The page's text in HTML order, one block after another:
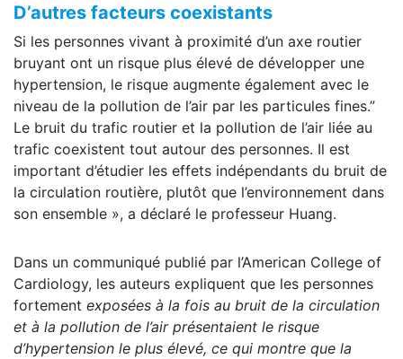
D’autres facteurs coexistants
Si les personnes vivant à proximité d’un axe routier
bruyant ont un risque plus élevé de développer une
hypertension, le risque augmente également avec le
niveau de la pollution de l’air par les particules fines.”
Le bruit du trafic routier et la pollution de l’air liée au
trafic coexistent tout autour des personnes. Il est
important d’étudier les effets indépendants du bruit de
la circulation routière, plutôt que l’environnement dans
son ensemble », a déclaré le professeur Huang.
Dans un communiqué publié par l’American College of
Cardiology, les auteurs expliquent que les personnes
fortement exposées à la fois au bruit de la circulation
et à la pollution de l’air présentaient le risque
d’hypertension le plus élevé, ce qui montre que la